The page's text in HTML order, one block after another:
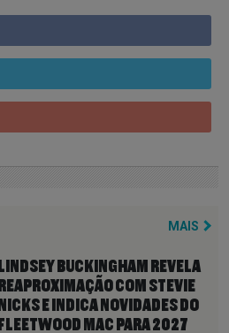
MAIS
LINDSEY BUCKINGHAM REVELA
REAPROXIMAÇÃO COM STEVIE
NICKS E INDICA NOVIDADES DO
FLEETWOOD MAC PARA 2027